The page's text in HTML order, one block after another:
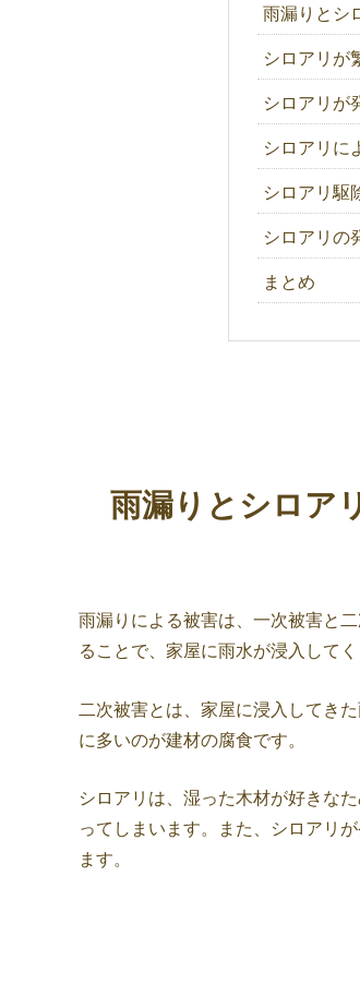
雨漏りとシ
シロアリが
シロアリが
シロアリに
シロアリ駆
シロアリの
まとめ
雨漏りとシロア
雨漏りによる被害は、一次被害と
ることで、家屋に雨水が浸入してく
二次被害とは、家屋に浸入してき
に多いのが建材の腐食です。
シロアリは、湿った木材が好きな
ってしまいます。また、シロアリ
ます。